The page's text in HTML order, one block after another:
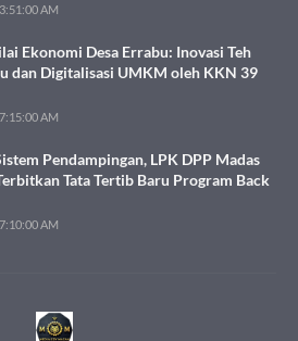
AM
Ekonomi Desa Errabu: Inovasi Teh
dan Digitalisasi UMKM oleh KKN 39
AM
Pendampingan, LPK DPP Madas
Tata Tertib Baru Program Back
AM